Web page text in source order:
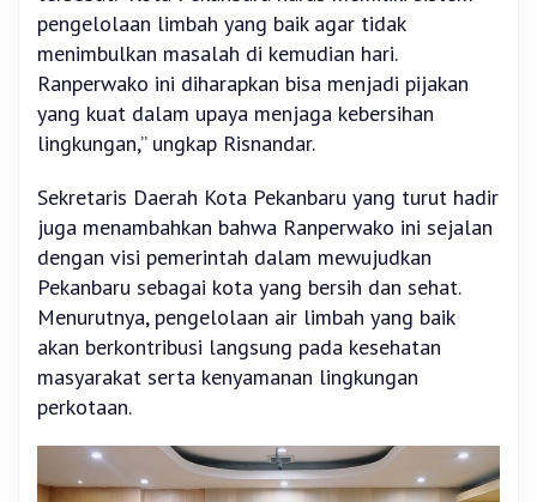
pengelolaan limbah yang baik agar tidak
menimbulkan masalah di kemudian hari.
Ranperwako ini diharapkan bisa menjadi pijakan
yang kuat dalam upaya menjaga kebersihan
lingkungan,” ungkap Risnandar.
Sekretaris Daerah Kota Pekanbaru yang turut hadir
juga menambahkan bahwa Ranperwako ini sejalan
dengan visi pemerintah dalam mewujudkan
Pekanbaru sebagai kota yang bersih dan sehat.
Menurutnya, pengelolaan air limbah yang baik
akan berkontribusi langsung pada kesehatan
masyarakat serta kenyamanan lingkungan
perkotaan.